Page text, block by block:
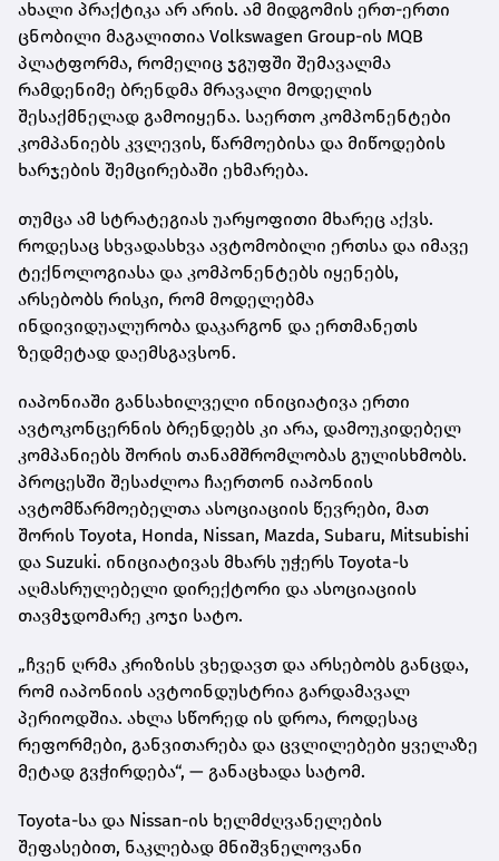
ახალი პრაქტიკა არ არის. ამ მიდგომის ერთ-ერთი
ცნობილი მაგალითია Volkswagen Group-ის MQB
პლატფორმა, რომელიც ჯგუფში შემავალმა
რამდენიმე ბრენდმა მრავალი მოდელის
შესაქმნელად გამოიყენა. საერთო კომპონენტები
კომპანიებს კვლევის, წარმოებისა და მიწოდების
ხარჯების შემცირებაში ეხმარება.
თუმცა ამ სტრატეგიას უარყოფითი მხარეც აქვს.
როდესაც სხვადასხვა ავტომობილი ერთსა და იმავე
ტექნოლოგიასა და კომპონენტებს იყენებს,
არსებობს რისკი, რომ მოდელებმა
ინდივიდუალურობა დაკარგონ და ერთმანეთს
ზედმეტად დაემსგავსონ.
იაპონიაში განსახილველი ინიციატივა ერთი
ავტოკონცერნის ბრენდებს კი არა, დამოუკიდებელ
კომპანიებს შორის თანამშრომლობას გულისხმობს.
პროცესში შესაძლოა ჩაერთონ იაპონიის
ავტომწარმოებელთა ასოციაციის წევრები, მათ
შორის Toyota, Honda, Nissan, Mazda, Subaru, Mitsubishi
და Suzuki. ინიციატივას მხარს უჭერს Toyota-ს
აღმასრულებელი დირექტორი და ასოციაციის
თავმჯდომარე კოჯი სატო.
„ჩვენ ღრმა კრიზისს ვხედავთ და არსებობს განცდა,
რომ იაპონიის ავტოინდუსტრია გარდამავალ
პერიოდშია. ახლა სწორედ ის დროა, როდესაც
რეფორმები, განვითარება და ცვლილებები ყველაზე
მეტად გვჭირდება“, — განაცხადა სატომ.
Toyota-სა და Nissan-ის ხელმძღვანელების
შეფასებით, ნაკლებად მნიშვნელოვანი